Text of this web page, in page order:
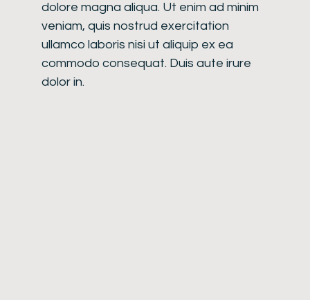
dolore magna aliqua. Ut enim ad minim
veniam, quis nostrud exercitation
ullamco laboris nisi ut aliquip ex ea
commodo consequat. Duis aute irure
dolor in.